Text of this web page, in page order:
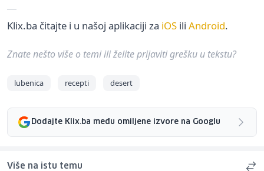
Klix.ba čitajte i u našoj aplikaciji za iOS ili Android.
Znate nešto više o temi ili želite prijaviti grešku u tekstu?
lubenica recepti desert
Dodajte Klix.ba među omiljene izvore na Googlu
Više na istu temu